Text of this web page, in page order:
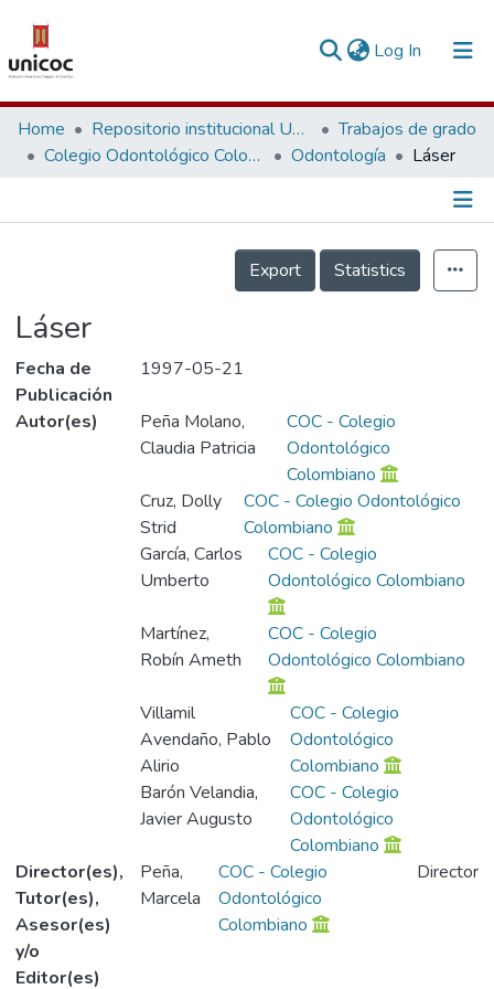
Log In (current)
Communities & Collections
Research Outputs
Home Repositorio institucional Unicoc, RI-unicoc
Trabajos de grado
Colegio Odontológico Colombiano
Odontología Láser
Información de la Publicación
Export
Statistics
Láser
Fecha de
Publicación
1997-05-21
Autor(es)
Peña Molano,
Claudia Patricia
COC - Colegio
Odontológico
Colombiano
Cruz, Dolly
Strid
COC - Colegio Odontológico
Colombiano
García, Carlos
Umberto
COC - Colegio
Odontológico Colombiano
Martínez,
Robín Ameth
COC - Colegio
Odontológico Colombiano
Villamil
Avendaño, Pablo
Alirio
COC - Colegio
Odontológico
Colombiano
Barón Velandia,
Javier Augusto
COC - Colegio
Odontológico
Colombiano
Director(es),
Tutor(es),
Asesor(es)
y/o
Editor(es)
Peña,
Marcela
COC - Colegio
Odontológico
Colombiano
Director